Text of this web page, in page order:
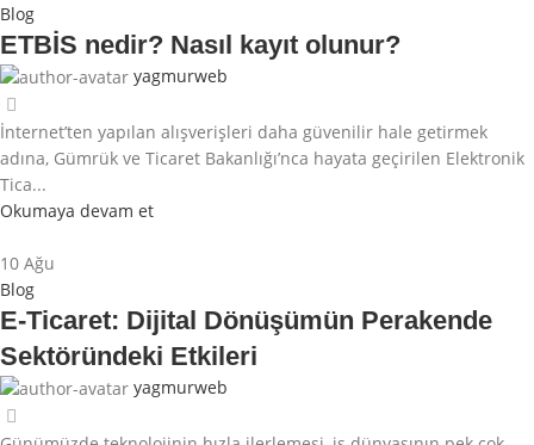
Blog
ETBİS nedir? Nasıl kayıt olunur?
yagmurweb
İnternet’ten yapılan alışverişleri daha güvenilir hale getirmek
adına, Gümrük ve Ticaret Bakanlığı’nca hayata geçirilen Elektronik
Tica...
Okumaya devam et
10 Ağu
Blog
E-Ticaret: Dijital Dönüşümün Perakende
Sektöründeki Etkileri
yagmurweb